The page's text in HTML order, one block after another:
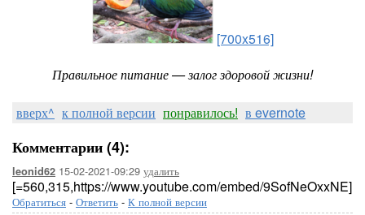
[700x516]
Правильное питание — залог здоровой жизни!
вверх^ к полной версии понравилось! в evernote
Комментарии (4):
leonid62 15-02-2021-09:29 удалить
[=560,315,https://www.youtube.com/embed/9SofNeOxxNE]
Обратиться - Ответить - К полной версии